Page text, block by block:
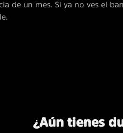
de un mes. Si ya no ves el
¿Aún tienes